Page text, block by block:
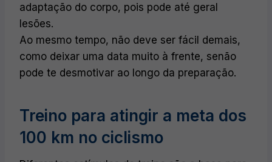
adaptação do corpo, pois pode até geral
lesões.
Ao mesmo tempo, não deve ser fácil demais,
como deixar uma data muito à frente, senão
pode te desmotivar ao longo da preparação.
Treino para atingir a meta dos
100 km no ciclismo